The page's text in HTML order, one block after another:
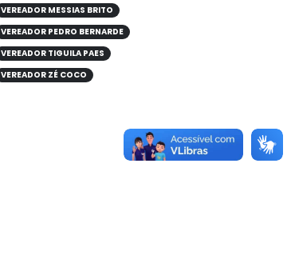
VEREADOR MESSIAS BRITO
VEREADOR PEDRO BERNARDE
VEREADOR TIGUILA PAES
VEREADOR ZÉ COCO